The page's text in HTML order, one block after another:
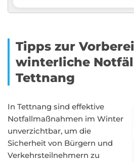
Tipps zur
winterliche
Tettnang
In Tettnang sind effektive
Notfallmaßnahmen im Winter
unverzichtbar, um die
Sicherheit von Bürgern und
Verkehrsteilnehmern zu